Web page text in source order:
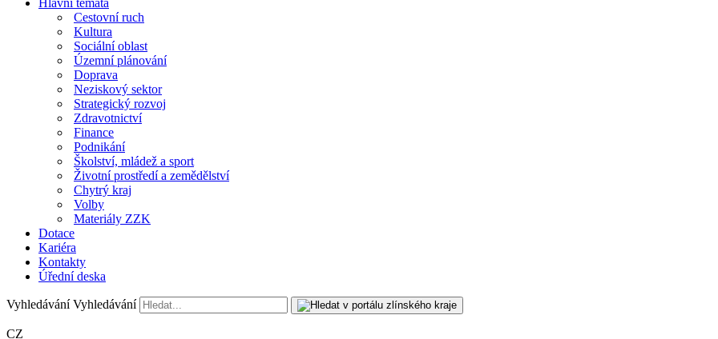
Hlavní témata
Cestovní ruch
Kultura
Sociální oblast
Územní plánování
Doprava
Neziskový sektor
Strategický rozvoj
Zdravotnictví
Finance
Podnikání
Školství, mládež a sport
Životní prostředí a zemědělství
Chytrý kraj
Volby
Materiály ZZK
Dotace
Kariéra
Kontakty
Úřední deska
Vyhledávání Vyhledávání
CZ